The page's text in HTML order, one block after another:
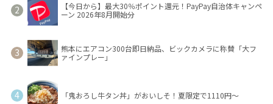
【今日から】最大30％ポイント還元！PayPay自治体キャンペ
ーン 2026年8月開始分
熊本にエアコン300台即日納品、ビックカメラに称賛「大フ
ァインプレー」
「鬼おろし牛タン丼」がおいしそ！夏限定で1110円～